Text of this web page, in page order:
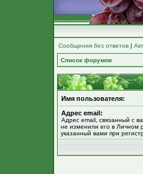
Сообщения без ответов |
Список форумов
Имя пользователя:
Адрес email:
Адрес email, связанный с
не изменили его в Личном
указанный вами при